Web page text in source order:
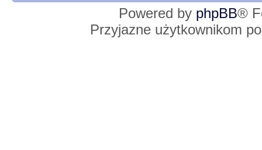
Powered by phpBB®
Przyjazne użytkownikom